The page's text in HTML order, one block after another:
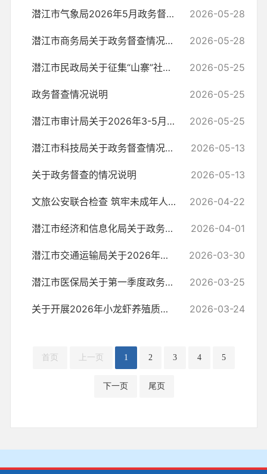
潜江市气象局2026年5月政务督查情况说明 2026-05-28
潜江市商务局关于政务督查情况说明 2026-05-28
潜江市民政局关于征集“山寨”社团活动线索的公告 2026-05-25
政务督查情况说明 2026-05-25
潜江市审计局关于2026年3-5月政务督查的说明 2026-05-25
潜江市科技局关于政务督查情况说明 2026-05-13
关于政务督查的情况说明 2026-05-13
文旅公安联合检查 筑牢未成年人保护防线 2026-04-22
潜江市经济和信息化局关于政务督查情况说明 2026-04-01
潜江市交通运输局关于2026年第一季度政务督查情况说明 2026-03-30
潜江市医保局关于第一季度政务督查情况说明 2026-03-25
关于开展2026年小龙虾养殖质量监督抽检的通知 2026-03-24
首页 上一页 1 2 3 4 5
下一页 尾页